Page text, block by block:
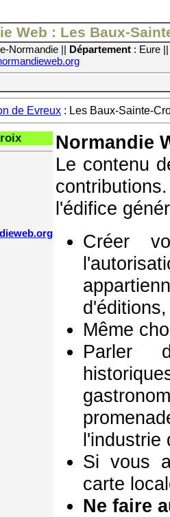
Web : Les Baux-
Normandie || Département : Eure
de Evreux : Les Baux-Sainte-
Normandie
Le contenu
l'édifice
Créer
Même
Parler
l'industrie
Si vous
carte
Ne faire